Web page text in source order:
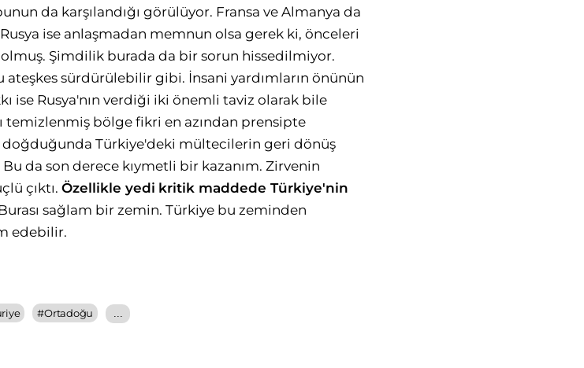
da karşılandığı görülüyor. Fransa ve Almanya da
ise anlaşmadan memnun olsa gerek ki, önceleri
Şimdilik burada da bir sorun hissedilmiyor.
ateşkes sürdürülebilir gibi. İnsani yardımların önünün
ise Rusya'nın verdiği iki önemli taviz olarak bile
temizlenmiş bölge fikri en azından prensipte
doğduğunda Türkiye'deki mültecilerin geri dönüş
Bu da son derece kıymetli bir kazanım. Zirvenin
çıktı. Özellikle yedi kritik maddede Türkiye'nin
Burası sağlam bir zemin. Türkiye bu zeminden
edebilir.
#Ortadoğu ...